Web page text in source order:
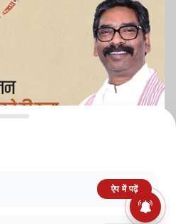
TERMS AND CONDITIONS
ऐप में पढ़ें